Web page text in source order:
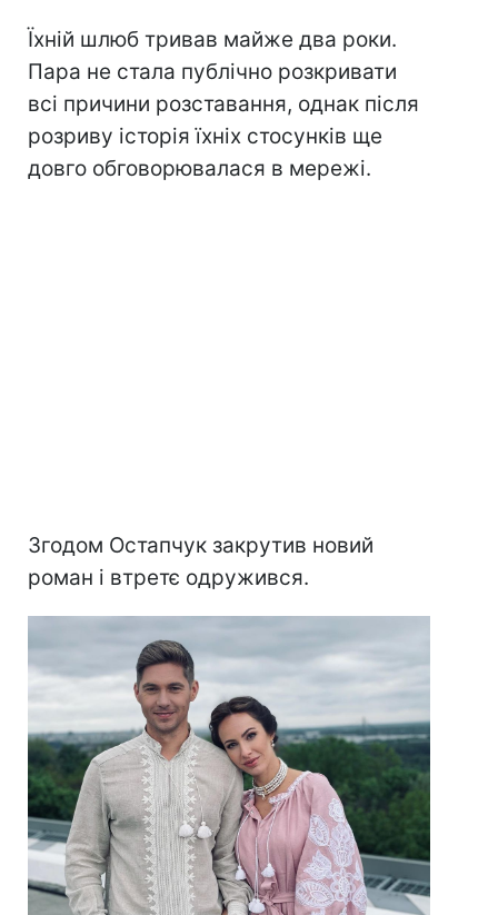
Їхній шлюб тривав майже два роки.
Пара не стала публічно розкривати
всі причини розставання, однак після
розриву історія їхніх стосунків ще
довго обговорювалася в мережі.
Згодом Остапчук закрутив новий
роман і втретє одружився.